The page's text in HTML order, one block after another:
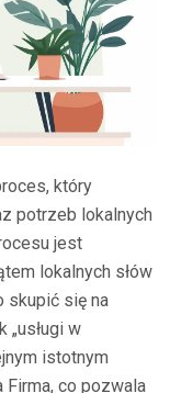
który
potrzeb lokalnych
jest
lokalnych słów
skupić się na
„usługi w
istotnym
co pozwala